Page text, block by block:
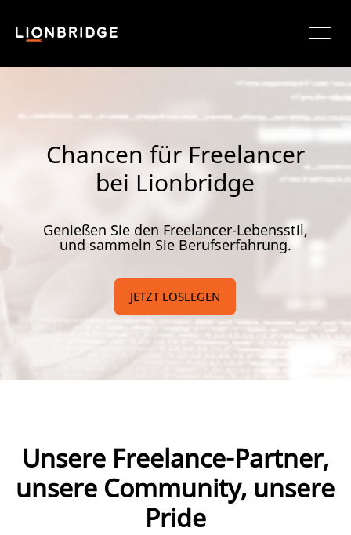
Chancen für Freelancer
bei Lionbridge
Genießen Sie den Freelancer-Lebensstil,
und sammeln Sie Berufserfahrung.
JETZT LOSLEGEN
Unsere Freelance-Partner,
unsere Community, unsere
Pride